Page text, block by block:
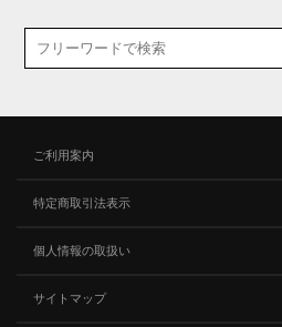
ご利用案内
特定商取引法表示
個人情報の取扱い
サイトマップ